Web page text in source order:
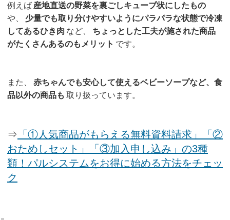
例えば 産地直送の野菜を裏ごしキューブ状にしたもの
や、
少量でも取り分けやすいようにパラパラな状態で冷凍
してあるひき肉 など、
ちょっとした工夫が施された商品
がたくさんあるのもメリット です。
また、
赤ちゃんでも安心して使えるベビーソープなど、食
品以外の商品も 取り扱っています。
⇒ 「①人気商品がもらえる無料資料請求」「②
おためしセット」「③加入申し込み」の3種
類！パルシステムをお得に始める方法をチェッ
ク